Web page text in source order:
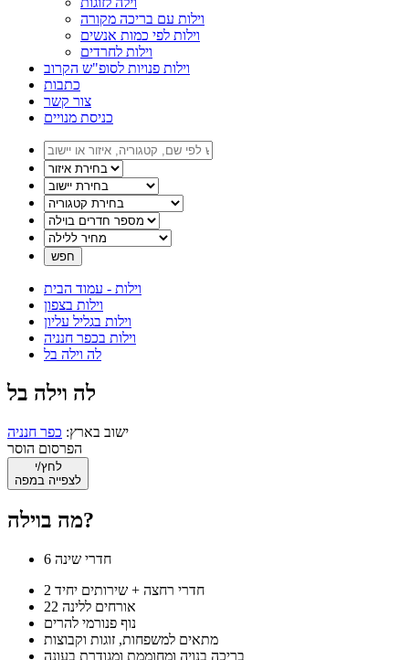
וילות עם בריכה מקורה
וילות לפי כמות אנשים
וילות לחרדים
וילות פנויות לסופ"ש הקרוב
כתבות
צור קשר
כניסת מנויים
וילות - עמוד הבית
וילות בצפון
וילות בגליל עליון
וילות בכפר חנניה
לה וילה בל
לה וילה בל
ישוב בארץ: כפר חנניה
הפרסום הוסר
לחץ/י
לצפייה במפה
מה בוילה?
6 חדרי שינה
2 חדרי רחצה + שירותים יחיד
22 אורחים ללינה
נוף פנורמי להרים
מתאים למשפחות, זוגות וקבוצות
בריכה בנויה ומחוממת ומגודרת בעונה